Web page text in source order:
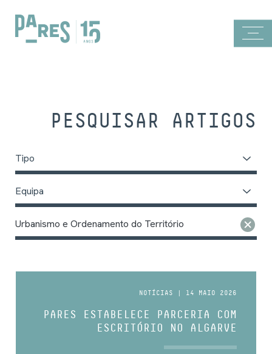
PESQUISAR ARTIGOS
Tipo
Equipa
Urbanismo e Ordenamento do Território
NOTÍCIAS | 14 MAIO 2026
PARES ESTABELECE PARCERIA COM
ESCRITÓRIO NO ALGARVE